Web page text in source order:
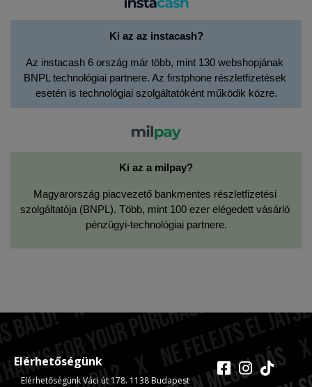
Ki az az instacash?
Az instacash 6 ország már több, mint 130 webshopjának
BNPL technológiai partnere. Az firstphone részletfizetések
esetén is technológiai szolgáltatóként működik közre.
Ki az a milpay?
Magyarország piacvezető bankmentes részletfizetési
szolgáltatója (BNPL). Több, mint 100 ezer elégedett vásárló
pénzügyi-technológiai partnere.
Elérhetőségünk
Elérhetőségünk Váci út 178. 1138 Budapest